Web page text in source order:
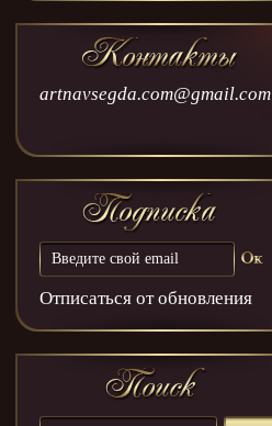
artnavsegda.com@gmail.com
Отписаться от обновления